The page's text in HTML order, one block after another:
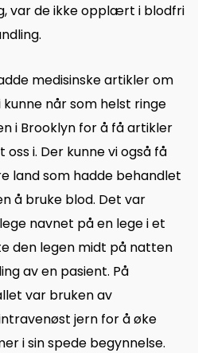
var de ikke opplært i blodfri
medisinske artikler om
når som helst ringe
i Brooklyn for å få artikler
i. Der kunne vi også få
land som hadde behandlet
å bruke blod. Det var
navnet på en lege i et
den legen midt på natten
av en pasient. På
var bruken av
jern for å øke
i sin spede begynnelse.